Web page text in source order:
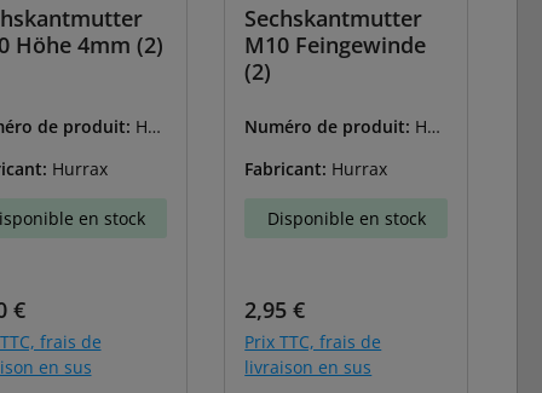
Höhe 4mm (2)
de produit: HU-
Hurrax
en stock
:
€
frais de
en sus
Sechskantmutter
M10 Feingewinde
(2)
Numéro de produit: HU-
Fabricant: Hurrax
Disponible en stock
Prix régulier :
2,95 €
Prix TTC, frais de
livraison en sus